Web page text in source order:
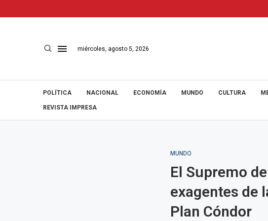
miércoles, agosto 5, 2026
POLÍTICA NACIONAL ECONOMÍA MUNDO CULTURA
REVISTA IMPRESA
MUNDO
El Supremo
exagentes de
Plan Cóndor